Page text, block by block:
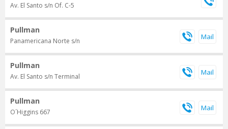
Av. El Santo s/n Of. C-5
Pullman
Panamericana Norte s/n
Pullman
Av. El Santo s/n Terminal
Pullman
O´Higgins 667